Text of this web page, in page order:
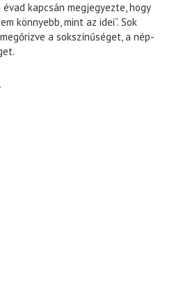
kapcsán megjegyezte, hogy
könnyebb, mint az idei”. Sok
a sokszínűséget, a nép-